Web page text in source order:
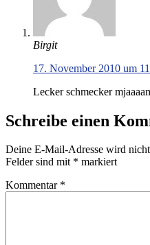
Birgit
17. November 2010 um
Lecker schmecker
Schreibe einen
Deine E-Mail-Adresse wird
Felder sind mit * markiert
Kommentar *